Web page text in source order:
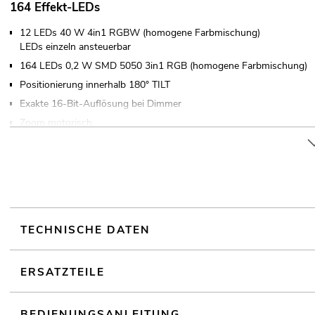
164 Effekt-LEDs
12 LEDs 40 W 4in1 RGBW (homogene Farbmischung)
LEDs einzeln ansteuerbar
164 LEDs 0,2 W SMD 5050 3in1 RGB (homogene Farbmischung)
Positionierung innerhalb 180° TILT
Exakte 16-Bit-Auflösung bei Dimmer
Zoom motorisch
Farbmischung stufenlos; Ablaufgeschwindigkeit einstellbar;
Im 28; 34; 67 CH DMX-Modus bedienbar
Die Gerätekühlung erfolgt über Lüfter in der Base
Ansteuerbar über Stand-alone; Master/Slave-Funktion; DMX;
(optional); CRMX by LumenRadio über USB (optional); Art-Net; RDM
TECHNISCHE DATEN
ERSATZTEILE